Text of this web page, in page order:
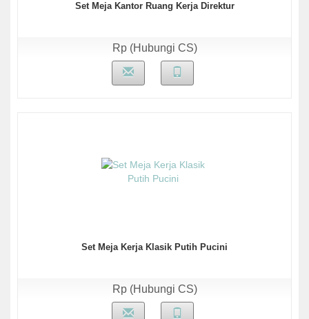
Set Meja Kantor Ruang Kerja Direktur
Rp (Hubungi CS)
Set Meja Kerja Klasik Putih Pucini
Rp (Hubungi CS)